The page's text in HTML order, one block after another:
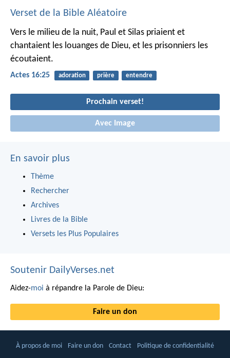
Verset de la Bible Aléatoire
Vers le milieu de la nuit, Paul et Silas priaient et
chantaient les louanges de Dieu, et les prisonniers les
écoutaient.
Actes 16:25 adoration prière entendre
Prochain verset!
Avec Image
En savoir plus
Thème
Rechercher
Archives
Livres de la Bible
Versets les Plus Populaires
Soutenir DailyVerses.net
Aidez-moi à répandre la Parole de Dieu:
Faire un don
À propos de moi Faire un don Contact Politique de confidentialité